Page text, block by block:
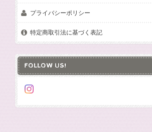
プライバシーポリシー
特定商取引法に基づく表記
FOLLOW US!